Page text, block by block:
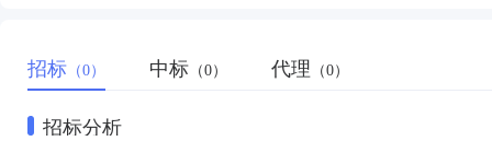
招标 （0） 中标 （0） 代理 （0）
招标分析